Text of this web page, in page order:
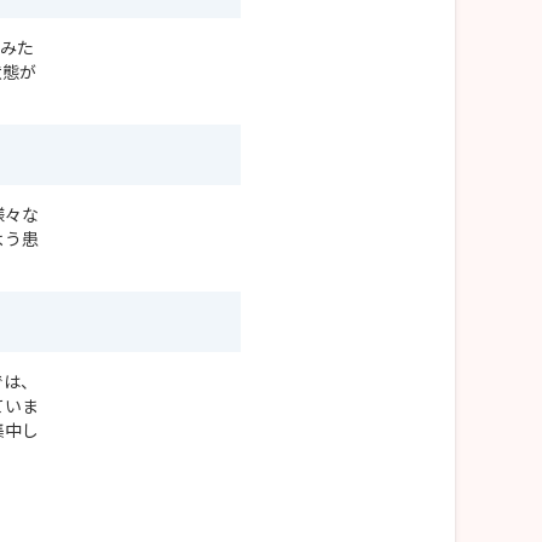
た
が
な
う患
、
ま
し